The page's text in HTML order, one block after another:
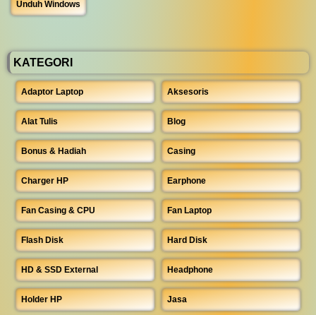
Unduh Windows
KATEGORI
Adaptor Laptop Aksesoris
Alat Tulis Blog
Bonus & Hadiah Casing
Charger HP Earphone
Fan Casing & CPU Fan Laptop
Flash Disk Hard Disk
HD & SSD External Headphone
Holder HP Jasa